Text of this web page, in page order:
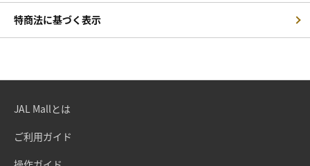
特商法に基づく表示
JAL Mallとは
ご利用ガイド